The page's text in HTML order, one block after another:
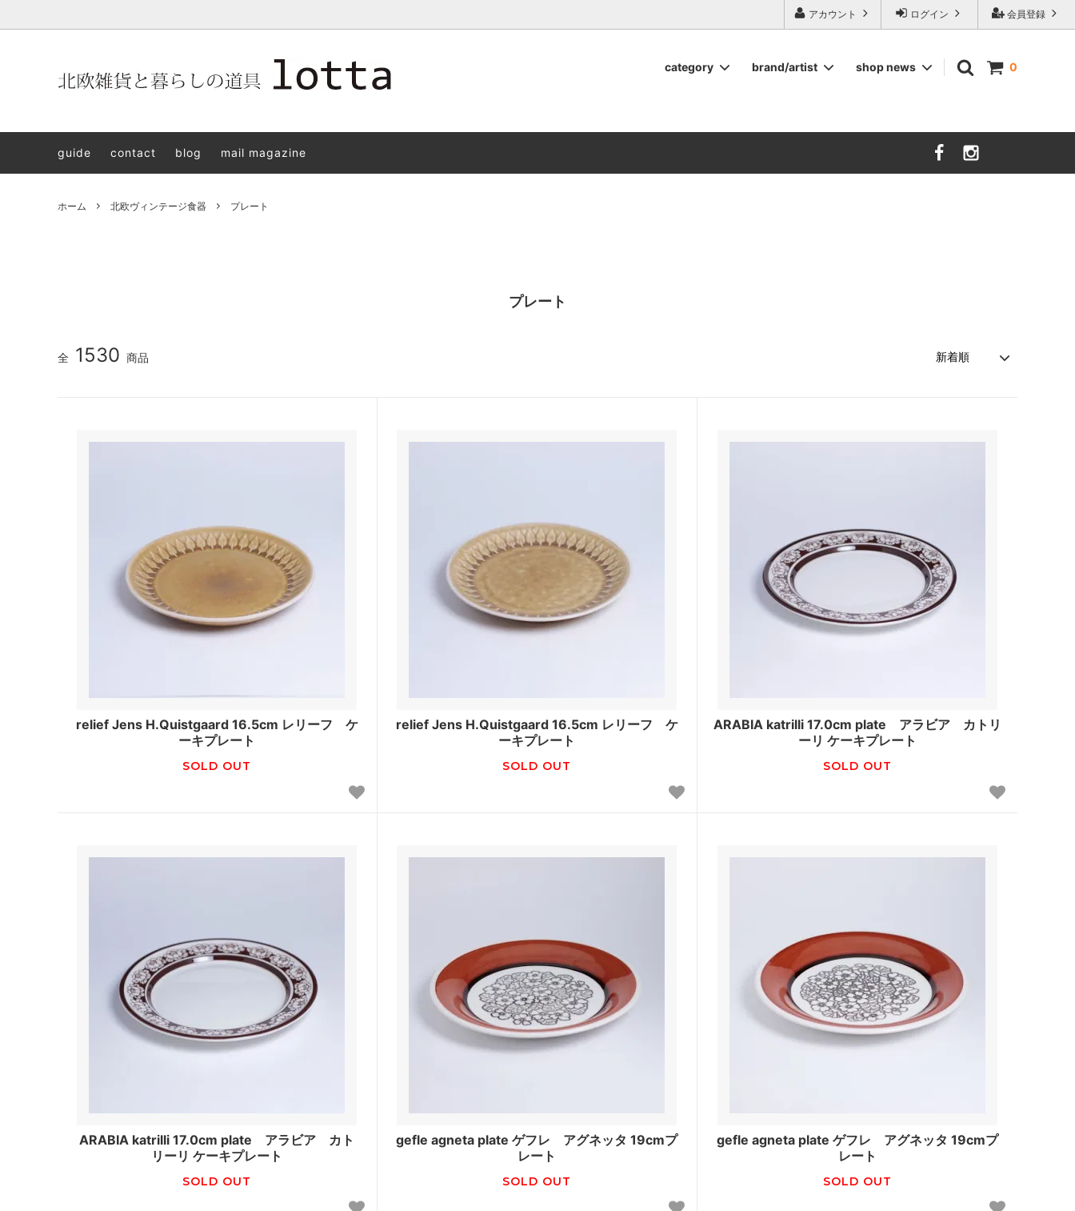
北欧雑貨と暮らしの道具lotta 神戸にある北欧雑貨と暮らしの道具ロッタのオンラインストア【アラビア,クイストゴーなどの北欧ヴィンテージ食器,雅峰窯やソルテグラスジュエリーなどの作家の作品が並びます】
会員登録
ログイン
アカウント
0
category
アクセサリー
brand/artist
STAVANGERFLINT
雅峰窯
shop news
guide
contact blog mail magazine
ホーム 北欧ヴィンテージ食器 プレート
プレート
全 1530 商品
relief Jens H.Quistgaard 16.5cm レリーフ ケ
ーキプレート
SOLD OUT
relief Jens H.Quistgaard 16.5cm レリーフ ケ
ーキプレート
SOLD OUT
ARABIA katrilli 17.0cm plate アラビア カトリ
ーリ ケーキプレート
SOLD OUT
ARABIA katrilli 17.0cm plate アラビア カト
リーリ ケーキプレート
SOLD OUT
gefle agneta plate ゲフレ アグネッタ 19cmプ
レート
SOLD OUT
gefle agneta plate ゲフレ アグネッタ 19cmプ
レート
SOLD OUT